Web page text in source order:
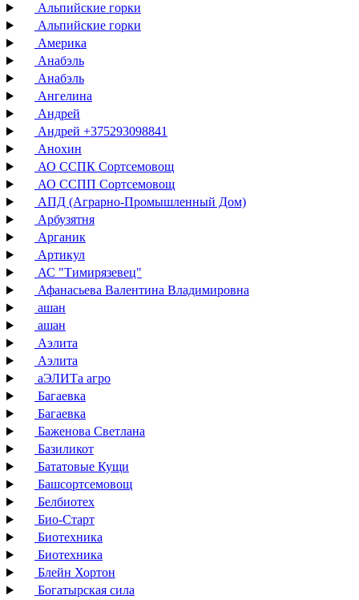
Альпийские горки
Альпийские горки
Америка
Анабэль
Анабэль
Ангелина
Андрей
Андрей +375293098841
Анохин
АО ССПК Сортсемовощ
АО ССПП Сортсемовощ
АПД (Аграрно-Промышленный Дом)
Арбузятня
Арганик
Артикул
АС "Тимирязевец"
Афанасьева Валентина Владимировна
ашан
ашан
Аэлита
Аэлита
аЭЛИТа агро
Багаевка
Багаевка
Баженова Светлана
Базиликот
Бататовые Кущи
Башсортсемовощ
Белбиотех
Био-Старт
Биотехника
Биотехника
Блейн Хортон
Богатырская сила